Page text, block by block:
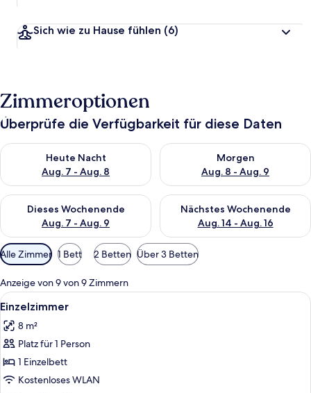
Sich wie zu Hause fühlen (6)
Zimmeroptionen
Überprüfe die Verfügbarkeit für diese Daten
Heute Nacht
Aug. 7 - Aug. 8
Überprüfe die Verfügbarkeit für heute Nacht, Aug. 7 - Aug. 8.
Morgen
Aug. 8 - Aug. 9
Überprüfe die Verfügbarkeit
Dieses Wochenende
Aug. 7 - Aug. 9
Überprüfe die Verfügbarkeit für dieses Wochenende, Aug. 7
Nächstes Wochenende
Aug. 14 - Aug. 16
Überprüfe die Verfügbarkeit
Verfügbare
Filter
für
Zimmer
Alle Zimmer 1 Bett 2 Betten Über 3 Betten
Anzeige von 9 von 9 Zimmern
Alle
Fotos
für
Einzelzimmer
anzeigen
Ein kleines, modernes Schlafzimmer
5
Einzelzimmer
8 m²
Platz für 1 Person
1 Einzelbett
Kostenloses WLAN